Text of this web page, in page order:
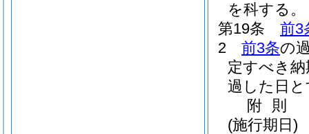
を科する。
第19条
前3
2
前3条の
定すべき
過した日
附 則
(施行期日)